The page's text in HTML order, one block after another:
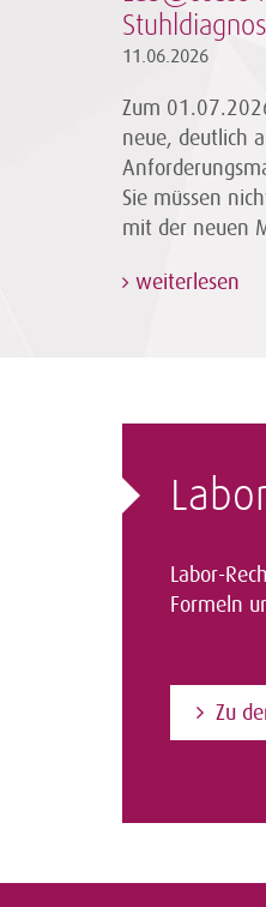
11.06.2026
Zum
neue, deutlich
Sie müssen
mit der neuen
weiterlesen
Labor-
Formeln
Zu